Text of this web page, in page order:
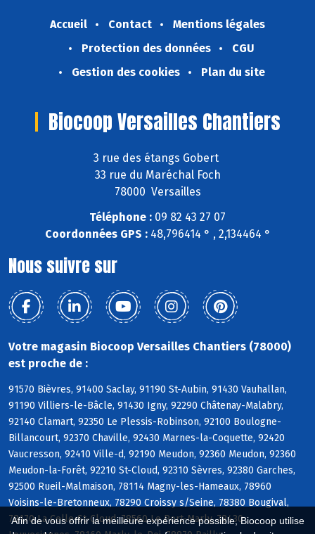
Afin de vous offrir la meilleure expérience possible, Biocoop utilise
Accueil Contact
Mentions légales
Protection des données
CGU
Gestion des cookies
Plan du site
Biocoop Versailles Chantiers
3 rue des étangs Gobert
33 rue du Maréchal Foch
78000 Versailles
Téléphone : 09 82 43 27 07
Coordonnées GPS :48,796414 ° , 2,134464 °
Nous suivre sur
Votre magasin Biocoop Versailles Chantiers (78000)
est proche de :
91570 Bièvres, 91400 Saclay, 91190 St-Aubin, 91430 Vauhallan,
91190 Villiers-le-Bâcle, 91430 Igny, 92290 Châtenay-Malabry,
92140 Clamart, 92350 Le Plessis-Robinson, 92100 Boulogne-
Billancourt, 92370 Chaville, 92430 Marnes-la-Coquette, 92420
Vaucresson, 92410 Ville-d, 92190 Meudon, 92360 Meudon, 92360
Meudon-la-Forêt, 92210 St-Cloud, 92310 Sèvres, 92380 Garches,
92500 Rueil-Malmaison, 78114 Magny-les-Hameaux, 78960
Voisins-le-Bretonneux, 78290 Croissy s/Seine, 78380 Bougival,
78170 La Celle-St-Cloud, 78560 Le Port-Marly, 78430